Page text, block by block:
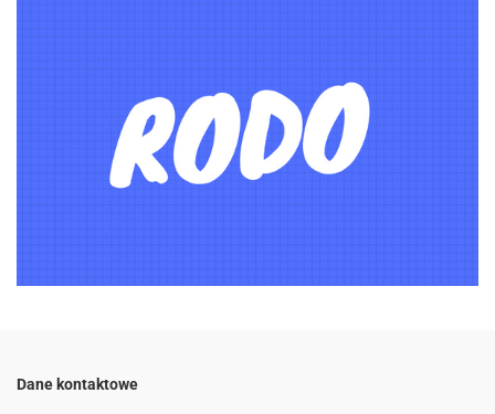
Dane kontaktowe